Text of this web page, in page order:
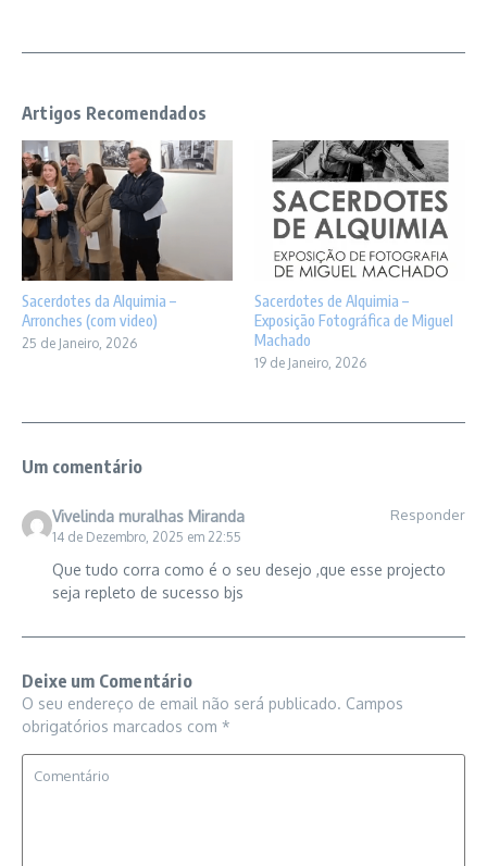
Artigos Recomendados
Sacerdotes da Alquimia –
Arronches (com video)
25 de Janeiro, 2026
Sacerdotes de Alquimia –
Exposição Fotográfica de Miguel
Machado
19 de Janeiro, 2026
Um comentário
Vivelinda muralhas Miranda
14 de Dezembro, 2025 em 22:55
Responder
Que tudo corra como é o seu desejo ,que esse projecto
seja repleto de sucesso bjs
Deixe um Comentário
O seu endereço de email não será publicado. Campos
obrigatórios marcados com *